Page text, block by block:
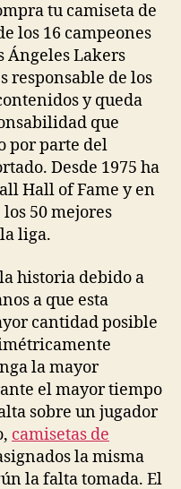
tu camiseta de
los 16 campeones
Ángeles Lakers
responsable de los
y queda
que
por parte del
Desde 1975 ha
Hall of Fame y en
50 mejores
liga.
historia debido a
a que esta
cantidad posible
la mayor
el mayor tiempo
sobre un jugador
camisetas de
la misma
la falta tomada. El